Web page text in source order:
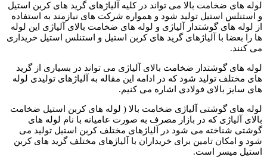
لوله های ضخامت بالا می تواند در کلیه آلیاژهای گرید های کربن استیل
و استنلس استیل تولید شود و همواره شرکت های نیازمند به استفاده
از لوله های گوشتدار آلیاژی و لوله های ضخامت بالای آلیاژی این لوله
ها را بعضا با آلیاژهای گرید های کربن استیل و استنلس استیل خریداری
می کنند.
لوله های گوشتدار ضخامت بالای آلیاژی می تواند در بسیاری از گرید
های مختلف تولید شود که در ادامه این مقاله به آلیاژهای تولیدی لوله
های سایز بالای فولادی اشاره می کنیم.
لوله های گوشتی آلیاژی ضخامت بالا ( لوله های کربن استیل ضخامت
بالای آلیاژی که در بازار مصرف به صورت عامیانه با نام لوله های
گوشتی شناخته می شود در آلیاژهای مختلف کربن استیل تولید می
شود و امکان تامین برای خریداران با آلیاژهای مختلف گرید های کربن
استیل میسر است.